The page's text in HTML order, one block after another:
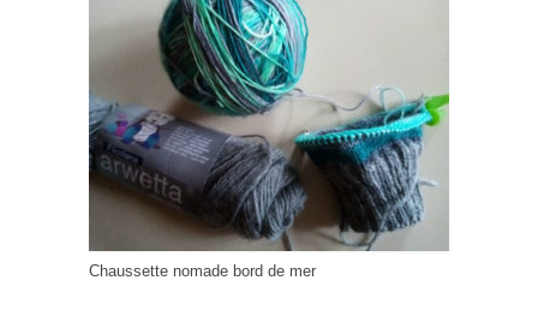
Chaussette nomade bord de mer